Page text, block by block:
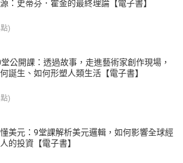
：史蒂芬．霍金的最終理論【電子書】
點)
公開課：透過故事，走進藝術家創作現場，
誕生、如何形塑人類生活【電子書】
點)
美元：9堂課解析美元邏輯，如何影響全球經
的投資【電子書】